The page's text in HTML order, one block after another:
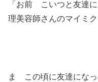
「お前 こいつと友達
理美容師さんのマイミ
ま この頃に友達にな